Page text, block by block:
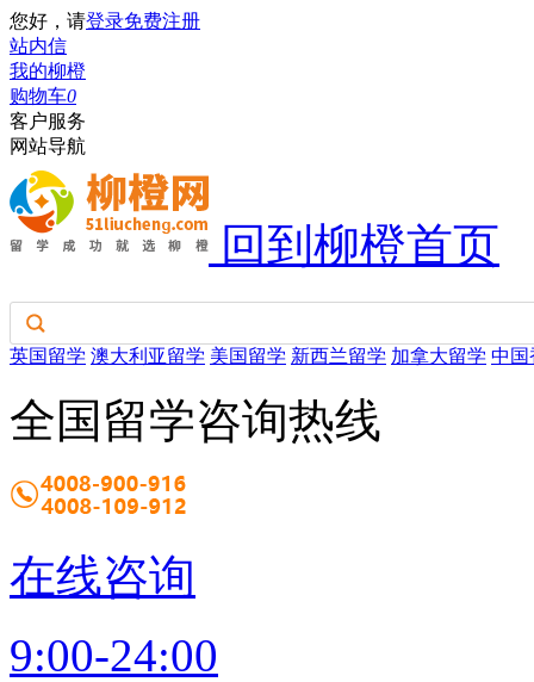
您好，请登录免费注册
站内信
我的柳橙
购物车0
客户服务
网站导航
回到柳橙首页
英国留学 澳大利亚留学 美国留学 新西兰留学 加拿大留学 中国
全国留学咨询热线
在线咨询
9:00-24:00